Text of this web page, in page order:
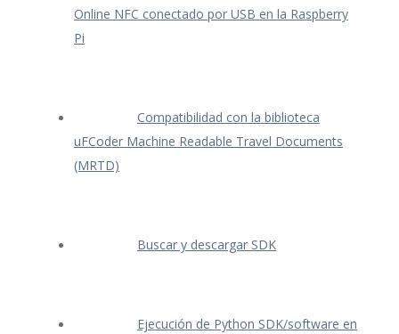
Online NFC conectado por USB en la Raspberry
Pi
Compatibilidad con la biblioteca
uFCoder Machine Readable Travel Documents
(MRTD)
Buscar y descargar SDK
Ejecución de Python SDK/software en